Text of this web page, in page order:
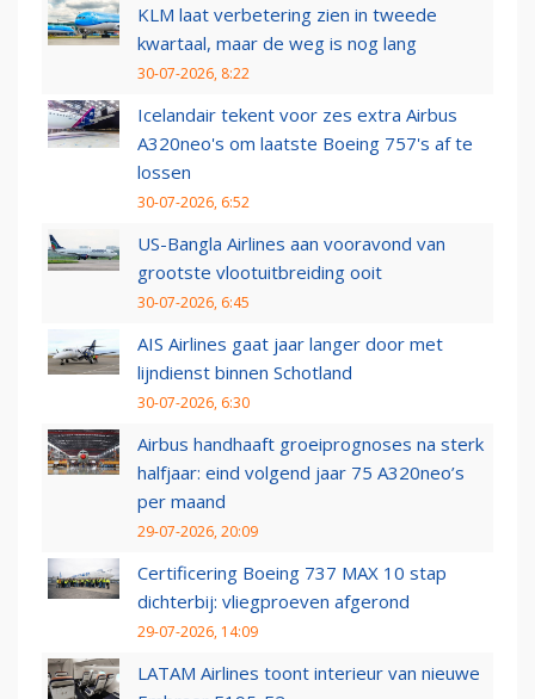
KLM laat verbetering zien in tweede
kwartaal, maar de weg is nog lang
30-07-2026, 8:22
Icelandair tekent voor zes extra Airbus
A320neo's om laatste Boeing 757's af te
lossen
30-07-2026, 6:52
US-Bangla Airlines aan vooravond van
grootste vlootuitbreiding ooit
30-07-2026, 6:45
AIS Airlines gaat jaar langer door met
lijndienst binnen Schotland
30-07-2026, 6:30
Airbus handhaaft groeiprognoses na sterk
halfjaar: eind volgend jaar 75 A320neo’s
per maand
29-07-2026, 20:09
Certificering Boeing 737 MAX 10 stap
dichterbij: vliegproeven afgerond
29-07-2026, 14:09
LATAM Airlines toont interieur van nieuwe